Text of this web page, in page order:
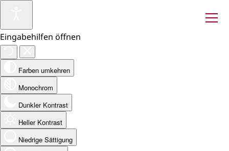
Eingabehilfen öffnen
Farben umkehren
Monochrom
Dunkler Kontrast
Heller Kontrast
Niedrige Sättigung